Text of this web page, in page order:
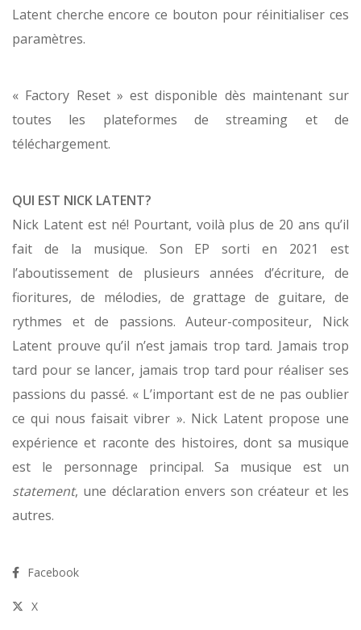
Latent cherche encore ce bouton pour réinitialiser ces
paramètres.
« Factory Reset » est disponible dès maintenant sur
toutes les plateformes de streaming et de
téléchargement.
QUI EST NICK LATENT?
Nick Latent est né! Pourtant, voilà plus de 20 ans qu’il
fait de la musique. Son EP sorti en 2021 est
l’aboutissement de plusieurs années d’écriture, de
fioritures, de mélodies, de grattage de guitare, de
rythmes et de passions. Auteur-compositeur, Nick
Latent prouve qu’il n’est jamais trop tard. Jamais trop
tard pour se lancer, jamais trop tard pour réaliser ses
passions du passé. « L’important est de ne pas oublier
ce qui nous faisait vibrer ». Nick Latent propose une
expérience et raconte des histoires, dont sa musique
est le personnage principal. Sa musique est un
statement, une déclaration envers son créateur et les
autres.
Facebook
X